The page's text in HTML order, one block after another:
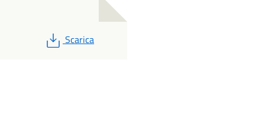
PDF
Scarica